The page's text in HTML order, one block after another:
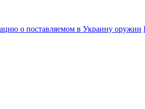
о поставляемом в Украину оружии